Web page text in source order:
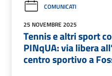
COMUNICATI
25 NOVEMBRE 2025
Tennis e altri sport
PINqUA: via libera
centro sportivo a